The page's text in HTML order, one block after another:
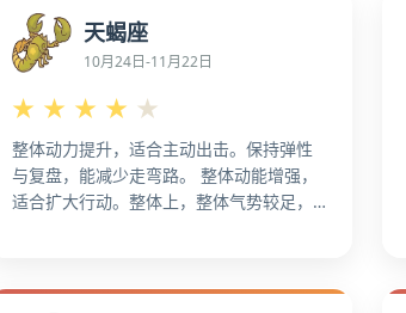
关键机会点集中发力。 把窗口期用在关键
节点上，更易形成增长。从全局角度看，
成果。 更适配把成果复制到新场景。
天蝎座
10月24日-11月22日
★ ★ ★ ★ ★
整体动力提升，适合主动出击。保持弹性
与复盘，能减少走弯路。 整体动能增强，
适合扩大行动。整体上，整体气势较足，